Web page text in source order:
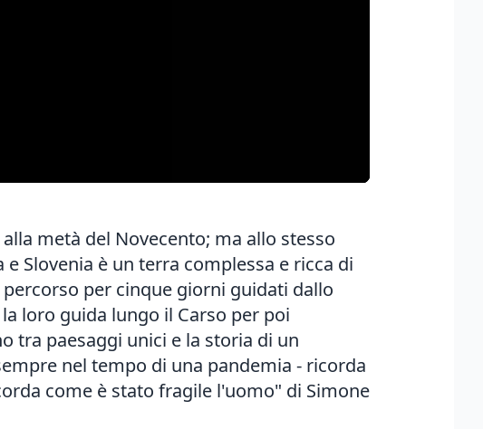
metà del Novecento; ma allo stesso
Slovenia è un terra complessa e ricca di
per cinque giorni guidati dallo
loro guida lungo il Carso per poi
tra paesaggi unici e la storia di un
nel tempo di una pandemia - ricorda
come è stato fragile l'uomo" di Simone